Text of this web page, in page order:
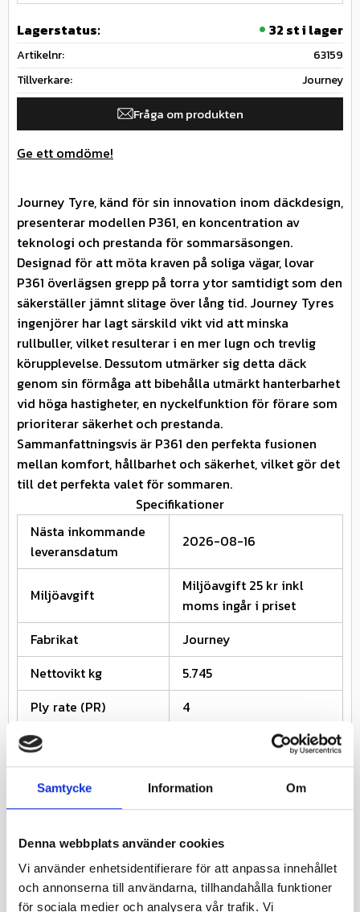
Samtycke Information Om
Denna webbplats använder cookies
Vi använder enhetsidentifierare för att anpassa innehållet
och annonserna till användarna, tillhandahålla funktioner
för sociala medier och analysera vår trafik. Vi
Lagerstatus 32 st i lager
Artikelnr
63159
Tillverkare
Journey
Fråga om produkten
Ge ett omdöme!
Journey Tyre, känd för sin innovation inom däckdesign,
presenterar modellen P361, en koncentration av
teknologi och prestanda för sommarsäsongen.
Designad för att möta kraven på soliga vägar, lovar
P361 överlägsen grepp på torra ytor samtidigt som den
säkerställer jämnt slitage över lång tid. Journey Tyres
ingenjörer har lagt särskild vikt vid att minska
rullbuller, vilket resulterar i en mer lugn och trevlig
körupplevelse. Dessutom utmärker sig detta däck
genom sin förmåga att bibehålla utmärkt hanterbarhet
vid höga hastigheter, en nyckelfunktion för förare som
prioriterar säkerhet och prestanda.
Sammanfattningsvis är P361 den perfekta fusionen
mellan komfort, hållbarhet och säkerhet, vilket gör det
till det perfekta valet för sommaren.
Specifikationer
Nästa inkommande
leveransdatum
2026-08-16
Miljöavgift
Miljöavgift 25 kr inkl
moms ingår i priset
Fabrikat
Journey
Nettovikt kg
5.745
Ply rate (PR)
4
TL / TT
Däcket kräver ingen
Däckstorlek
22
Fälgstorlek
10